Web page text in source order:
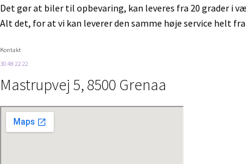
Det gør at biler til opbevaring, kan leveres fra 20 grader
Alt det, for at vi kan leverer den samme høje service helt
Kontakt
30 48 22 22
Mastrupvej 5, 8500 Grenaa